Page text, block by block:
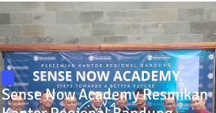
Sense Now Academy Resmikan